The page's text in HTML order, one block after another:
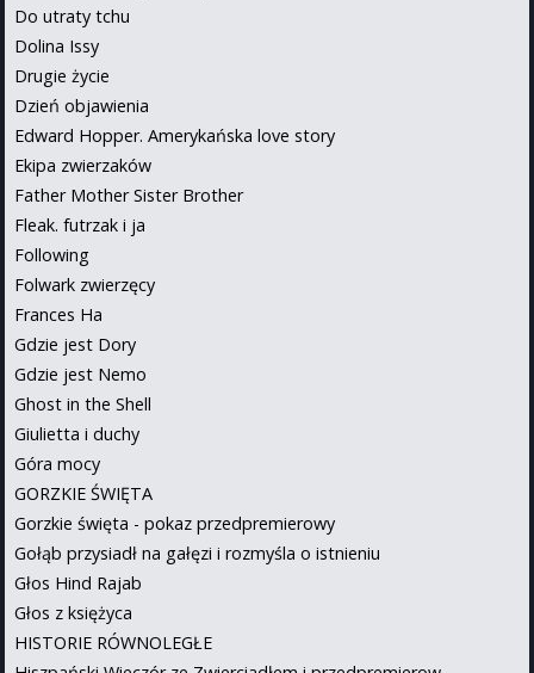
Do utraty tchu
Dolina Issy
Drugie życie
Dzień objawienia
Edward Hopper. Amerykańska love story
Ekipa zwierzaków
Father Mother Sister Brother
Fleak. futrzak i ja
Following
Folwark zwierzęcy
Frances Ha
Gdzie jest Dory
Gdzie jest Nemo
Ghost in the Shell
Giulietta i duchy
Góra mocy
GORZKIE ŚWIĘTA
Gorzkie święta - pokaz przedpremierowy
Gołąb przysiadł na gałęzi i rozmyśla o istnieniu
Głos Hind Rajab
Głos z księżyca
HISTORIE RÓWNOLEGŁE